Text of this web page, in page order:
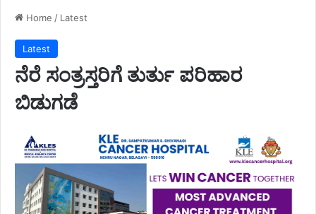
Home / Latest
Latest
ನೆರೆ ಸಂತ್ರಸ್ತರಿಗೆ ತುರ್ತು ಪರಿಹಾರ
ಬಿಡುಗಡೆ